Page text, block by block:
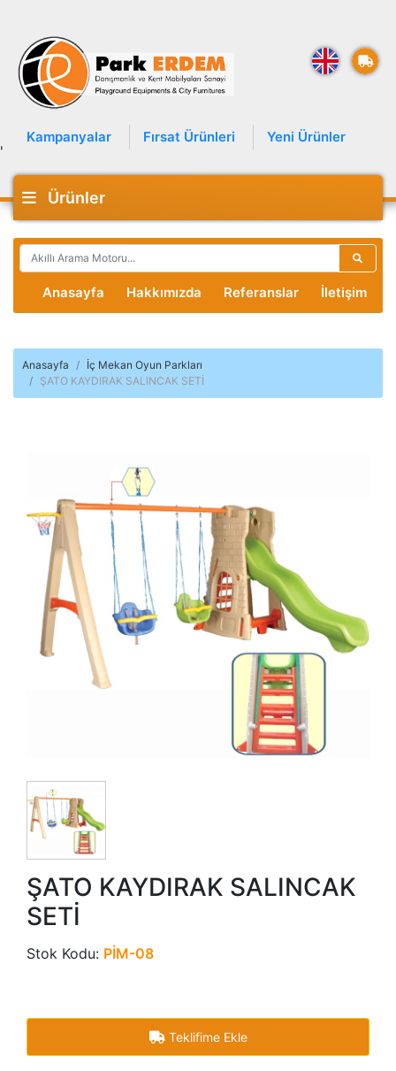
Kampanyalar Fırsat Ürünleri Yeni Ürünler
'
Ürünler
Anasayfa Hakkımızda Referanslar İletişim
Anasayfa
İç Mekan Oyun Parkları
ŞATO KAYDIRAK SALINCAK SETİ
ŞATO KAYDIRAK SALINCAK
SETİ
Stok Kodu: PİM-08
Teklifime Ekle